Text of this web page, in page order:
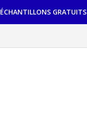
ÉCHANTILLONS GRATUITS